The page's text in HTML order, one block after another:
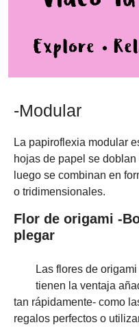
-Modular
La papiroflexia modular
hojas de papel se
luego se combinan en
o tridimensionales.
Flor de origami -
plegar
Las flores de
tienen la ventaja
tan rápidamente- como
regalos perfectos o